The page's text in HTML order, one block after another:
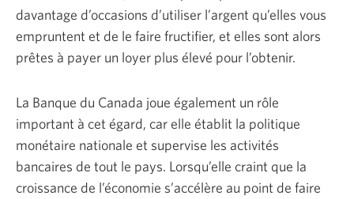
davantage d’occasions d’utiliser l’argent qu’elles vous
empruntent et de le faire fructifier, et elles sont alors
prêtes à payer un loyer plus élevé pour l’obtenir.
La Banque du Canada joue également un rôle
important à cet égard, car elle établit la politique
monétaire nationale et supervise les activités
bancaires de tout le pays. Lorsqu’elle craint que la
croissance de l’économie s’accélère au point de faire